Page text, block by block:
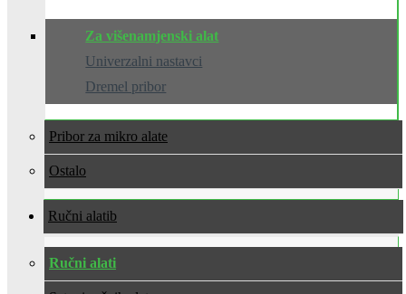
Za višenamjenski alat
Univerzalni nastavci
Dremel pribor
Pribor za mikro alate
Ostalo
Ručni alati
Ručni alati